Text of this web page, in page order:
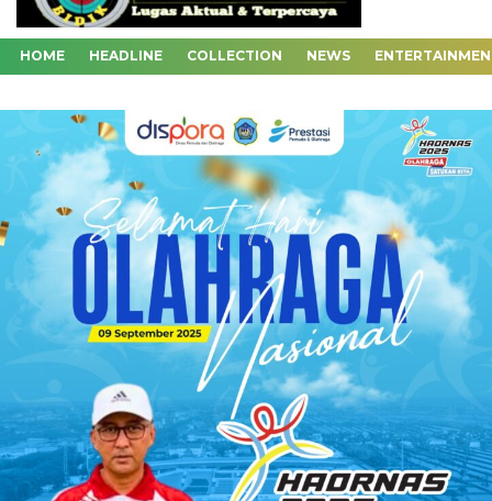
HOME HEADLINE COLLECTION NEWS